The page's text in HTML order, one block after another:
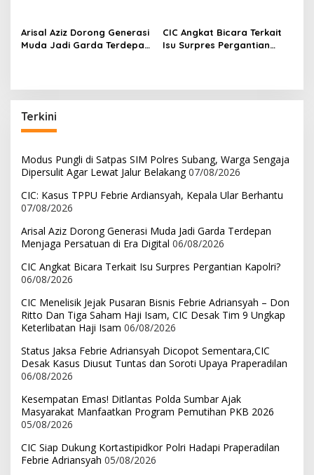
Arisal Aziz Dorong Generasi
Muda Jadi Garda Terdepan
CIC Angkat Bicara Terkait
Isu Surpres Pergantian
Terkini
Modus Pungli di Satpas SIM Polres Subang, Warga Sengaja
Dipersulit Agar Lewat Jalur Belakang 07/08/2026
CIC: Kasus TPPU Febrie Ardiansyah, Kepala Ular Berhantu
07/08/2026
Arisal Aziz Dorong Generasi Muda Jadi Garda Terdepan
Menjaga Persatuan di Era Digital 06/08/2026
CIC Angkat Bicara Terkait Isu Surpres Pergantian Kapolri?
06/08/2026
CIC Menelisik Jejak Pusaran Bisnis Febrie Adriansyah – Don
Ritto Dan Tiga Saham Haji Isam, CIC Desak Tim 9 Ungkap
Keterlibatan Haji Isam 06/08/2026
Status Jaksa Febrie Adriansyah Dicopot Sementara,CIC
Desak Kasus Diusut Tuntas dan Soroti Upaya Praperadilan
06/08/2026
Kesempatan Emas! Ditlantas Polda Sumbar Ajak
Masyarakat Manfaatkan Program Pemutihan PKB 2026
05/08/2026
CIC Siap Dukung Kortastipidkor Polri Hadapi Praperadilan
Febrie Adriansyah 05/08/2026